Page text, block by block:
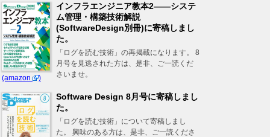
(amazon )
インフラエンジニア教本2――システ
ム管理・構築技術解説
(SoftwareDesign別冊)に寄稿しまし
た。
「ログを読む技術」の再掲載になります。 8
月号を見逃された方は、是非、ご一読くだ
さいませ。
Software Design 8月号に寄稿しまし
た。
「ログを読む技術」について寄稿しまし
た。 興味のある方は、是非、ご一読くださ